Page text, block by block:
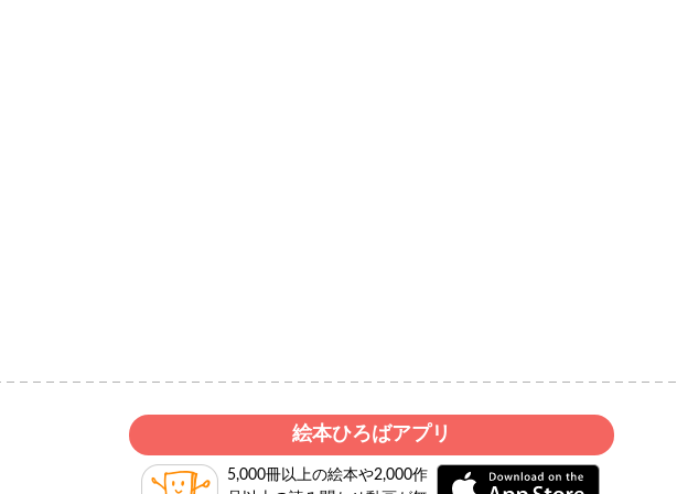
絵本ひろばアプリ
5,000冊以上の絵本や2,000作